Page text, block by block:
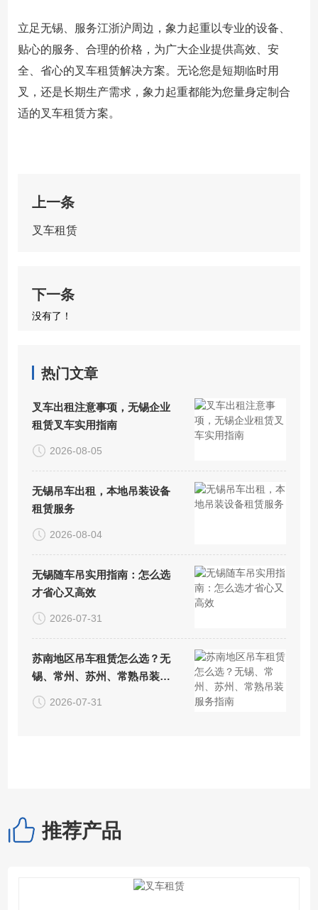
立足无锡、服务江浙沪周边，象力起重以专业的设备、
贴心的服务、合理的价格，为广大企业提供高效、安
全、省心的叉车租赁解决方案。无论您是短期临时用
叉，还是长期生产需求，象力起重都能为您量身定制合
适的叉车租赁方案。
上一条
叉车租赁
下一条
没有了！
热门文章
叉车出租注意事项，无锡企业
租赁叉车实用指南
2026-08-05
无锡吊车出租，本地吊装设备
租赁服务
2026-08-04
无锡随车吊实用指南：怎么选
才省心又高效
2026-07-31
苏南地区吊车租赁怎么选？无
锡、常州、苏州、常熟吊装服
务指南
2026-07-31
推荐产品